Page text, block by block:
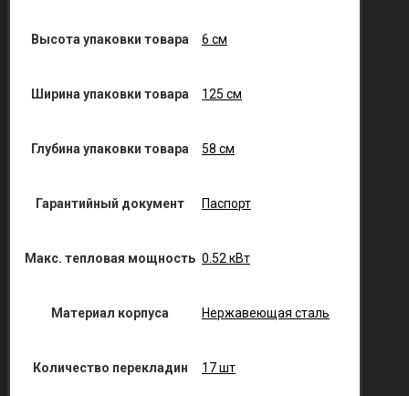
Высота упаковки товара 6 см
Ширина упаковки товара 125 см
Глубина упаковки товара 58 см
Гарантийный документ Паспорт
Макс. тепловая мощность 0.52 кВт
Материал корпуса Нержавеющая сталь
Количество перекладин 17 шт